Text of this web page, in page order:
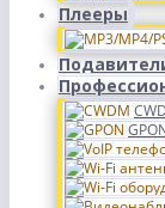
Плееры